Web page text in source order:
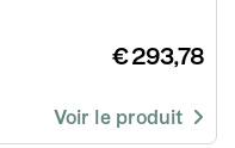
€ 293,78
Voir le produit